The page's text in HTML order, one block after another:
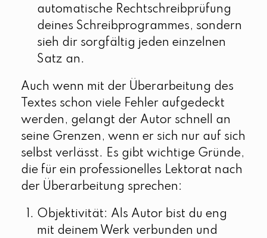
automatische Rechtschreibprüfung
deines Schreibprogrammes, sondern
sieh dir sorgfältig jeden einzelnen
Satz an.
Auch wenn mit der Überarbeitung des
Textes schon viele Fehler aufgedeckt
werden, gelangt der Autor schnell an
seine Grenzen, wenn er sich nur auf sich
selbst verlässt. Es gibt wichtige Gründe,
die für ein professionelles Lektorat nach
der Überarbeitung sprechen:
Objektivität: Als Autor bist du eng
mit deinem Werk verbunden und